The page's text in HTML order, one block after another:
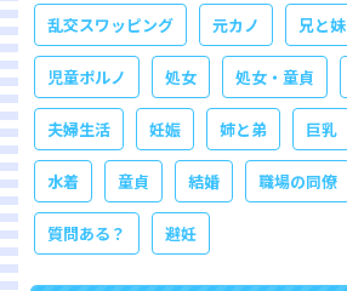
乱交スワッピング 元カノ 兄と妹
児童ポルノ 処女 処女・童貞
夫婦生活 妊娠 姉と弟 巨乳
水着 童貞 結婚 職場の同僚
質問ある？ 避妊